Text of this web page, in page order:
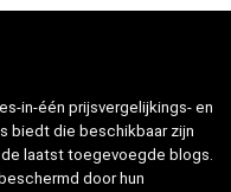
in-één prijsvergelijkings- en
biedt die beschikbaar zijn
laatst toegevoegde blogs.
door hun